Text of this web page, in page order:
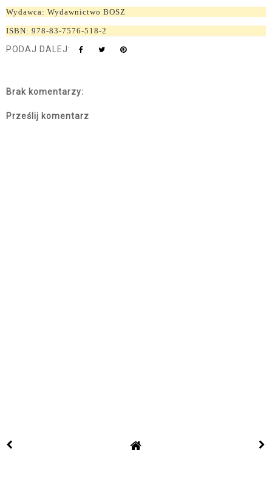
Wydawca: Wydawnictwo BOSZ
ISBN: 978-83-7576-518-2
PODAJ DALEJ:
Brak komentarzy:
Prześlij komentarz